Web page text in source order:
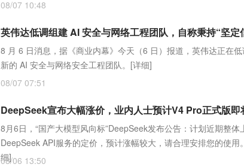
08/07 10:48
英伟达低调组建 AI 安全与网络工程团队，自称秉持“坚定
8 月 6 日消息，据《商业内幕》今天（6 日）报道，英伟达正在
新的 AI 安全与网络安全工程团队。 [详细]
08/07 07:51
DeepSeek宣布大幅涨价，业内人士预计V4 Pro正式版即
8月6日，“国产大模型风向标”DeepSeek发布公告：计划近期整体
DeepSeek API服务的定价，预计涨幅较大，请合理安排您的使用
细]
08/06 13:50